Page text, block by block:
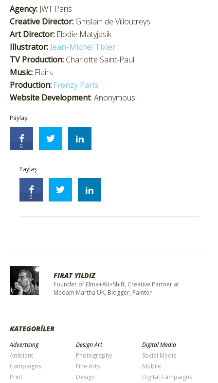
Agency: JWT Paris
Creative Director: Ghislain de Villoutreys
Art Director: Elodie Matyjasik
Illustrator: Jean-Michel Tixier
TV Production: Charlotte Saint-Paul
Music: Flairs
Production: Frenzy Paris
Website Development: Anonymous
Paylaş
0
Paylaş
0
FIRAT YILDIZ
Founder of Elma+Alt+Shift, Creative Partner at
Madam Martha UK, Blogger, Painter
KATEGORİLER
Advertising
Ambient
Campaigns
Print
Design Art
Photography
Fine Arts
Design
Digital Media
Social Media
Mobile
Digital Campaigns